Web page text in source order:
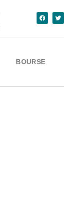
BOURSE